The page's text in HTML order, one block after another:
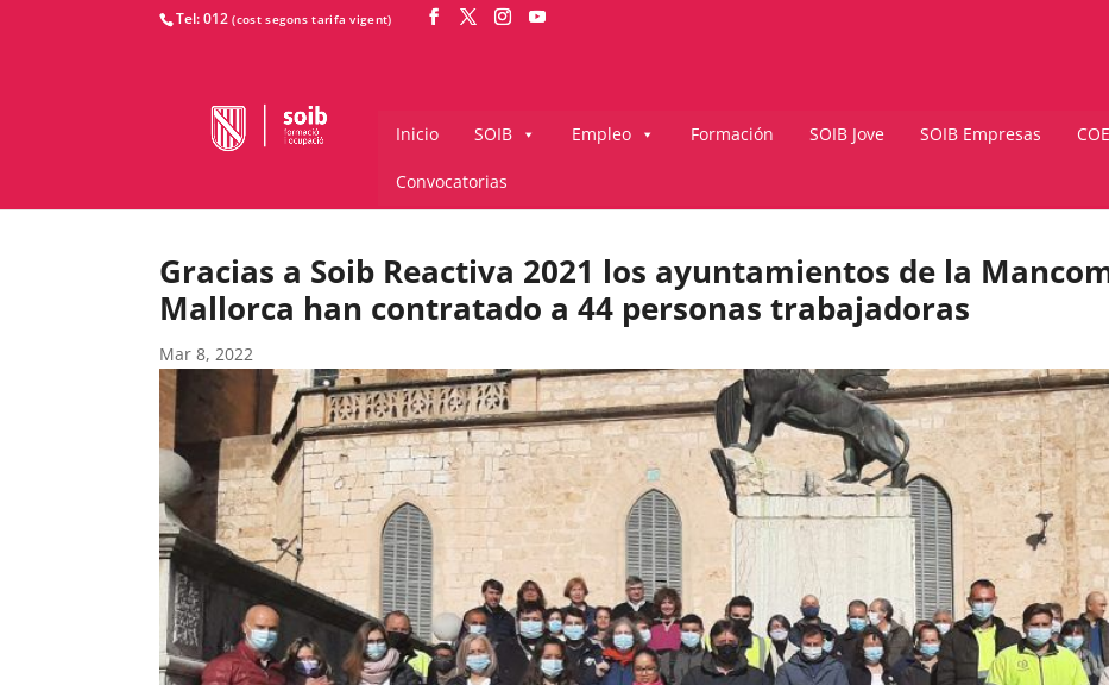
Tel: 012
Inicio SOIB Empleo Formación SOIB Jove SOIB Empresas
Convocatorias
Gracias a Soib Reactiva 2021 los ayuntamientos de la
Mallorca han contratado a 44 personas trabajadoras
Mar 8, 2022